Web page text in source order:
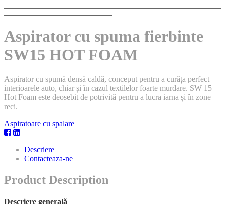
Aspirator cu spuma fierbinte
SW15 HOT FOAM
Aspirator cu spumă densă caldă, conceput pentru a curăța perfect
interioarele auto, chiar și în cazul textilelor foarte murdare. SW 15
Hot Foam este deosebit de potrivită pentru a lucra iarna și în zone
reci.
Aspiratoare cu spalare
Descriere
Contacteaza-ne
Product Description
Descriere generală